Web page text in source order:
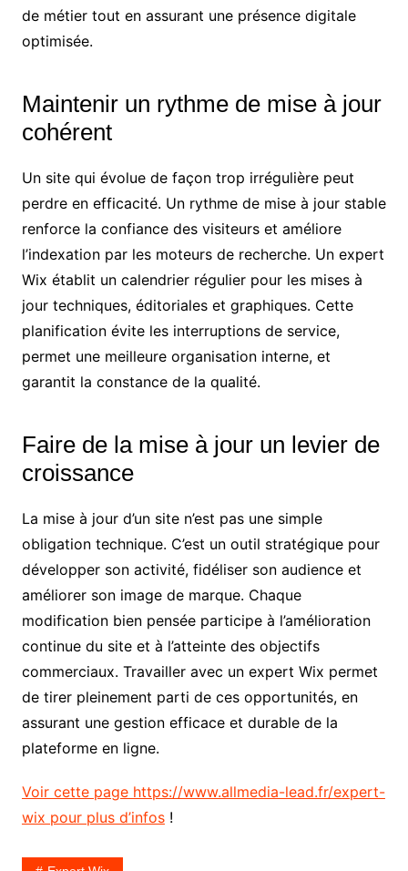
de métier tout en assurant une présence digitale
optimisée.
Maintenir un rythme de mise à jour
cohérent
Un site qui évolue de façon trop irrégulière peut
perdre en efficacité. Un rythme de mise à jour stable
renforce la confiance des visiteurs et améliore
l’indexation par les moteurs de recherche. Un expert
Wix établit un calendrier régulier pour les mises à
jour techniques, éditoriales et graphiques. Cette
planification évite les interruptions de service,
permet une meilleure organisation interne, et
garantit la constance de la qualité.
Faire de la mise à jour un levier de
croissance
La mise à jour d’un site n’est pas une simple
obligation technique. C’est un outil stratégique pour
développer son activité, fidéliser son audience et
améliorer son image de marque. Chaque
modification bien pensée participe à l’amélioration
continue du site et à l’atteinte des objectifs
commerciaux. Travailler avec un expert Wix permet
de tirer pleinement parti de ces opportunités, en
assurant une gestion efficace et durable de la
plateforme en ligne.
Voir cette page https://www.allmedia-lead.fr/expert-
wix pour plus d’infos!